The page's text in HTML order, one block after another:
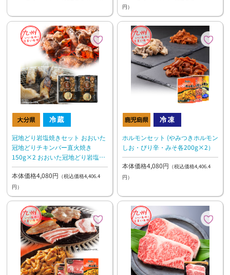
円）
冠地どり岩塩焼きセット おおいた
冠地どりチキンバー直火焼き
150g×2 おおいた冠地どり岩塩焼
き 120g×2
本体価格4,080円 （税込価格4,406.4
円）
ホルモンセット (やみつきホルモン
しお・ぴり辛・みそ各200g×2）
本体価格4,080円 （税込価格4,406.4
円）